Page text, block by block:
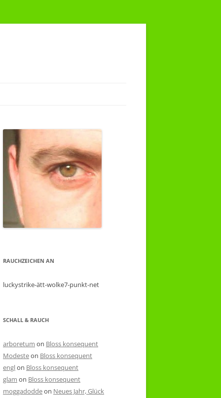
RAUCHZEICHEN AN
luckystrike-ätt-wolke7-punkt-net
SCHALL & RAUCH
arboretum on Bloss konsequent
Modesteon Bloss konsequent
englon Bloss konsequent
glam on Bloss konsequent
moggadoddeon Neues Jahr, Glück